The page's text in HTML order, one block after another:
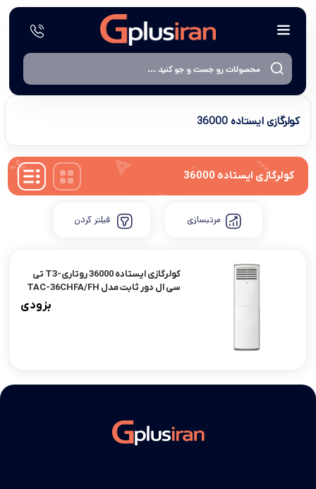
کولرگازی ایستاده 36000
کولرگازی ایستاده 36000
مرتبسازی فیلتر کردن
کولرگازی ایستاده 36000 روتاری-T3 تی
سی ال دور ثابت مدل TAC-36CHFA/FH
بزودی